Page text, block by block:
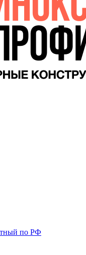
по РФ